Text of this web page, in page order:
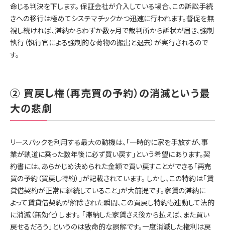
命じる判決を下します。 保証会社が介入している場合、この訴訟手続
きへの移行は極めてシステマチックかつ迅速に行われます。督促を無
視し続ければ、滞納からわずか数ヶ月で裁判所から訴状が届き、強制
執行（執行官による強制的な荷物の搬出と退去）が実行されるので
す。
② 買戻し権（再売買の予約）の消滅という最
大の悲劇
リースバックを利用する最大の動機は、「一時的に家を手放すが、事
業が軌道に乗った数年後に必ず買い戻す」という希望にあります。契
約書には、あらかじめ決められた金額で買い戻すことができる「再売
買の予約（買戻し特約）」が記載されています。 しかし、この特約は「賃
貸借契約が正常に継続していること」が大前提です。家賃の滞納に
よって賃貸借契約が解除された瞬間、この買戻し特約も連動して法的
に消滅（無効化）します。 「滞納した家賃さえ後から払えば、また買い
戻せるだろう」というのは致命的な誤解です。一度消滅した権利は戻